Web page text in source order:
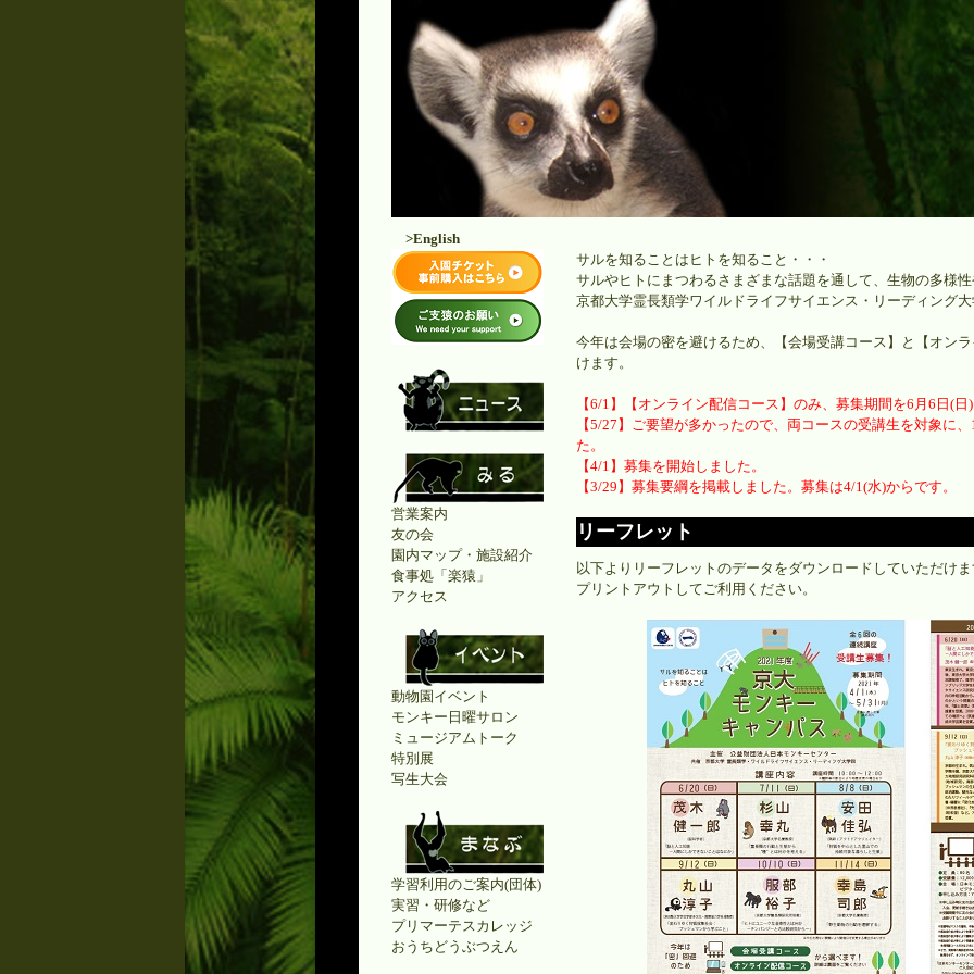
サルを知ることはヒトを知ること・・・
サルやヒトにまつわるさまざまな話題を通して、生物の多様
京都大学霊長類学ワイルドライフサイエンス・リーディング
今年は会場の密を避けるため、【会場受講コース】と【オン
けます。
【6/1】【オンライン配信コース】のみ、募集期間を6月6日(
【5/27】ご要望が多かったので、両コースの受講生を対象に
た。
【4/1】募集を開始しました。
【3/29】募集要綱を掲載しました。募集は4/1(水)からです。
リーフレット
以下よりリーフレットのデータをダウンロードしていただけ
プリントアウトしてご利用ください。
>English
営業案内
友の会
園内マップ・施設紹介
食事処「楽猿」
アクセス
動物園イベント
モンキー日曜サロン
ミュージアムトーク
特別展
写生大会
学習利用のご案内(団体)
実習・研修など
プリマーテスカレッジ
おうちどうぶつえん